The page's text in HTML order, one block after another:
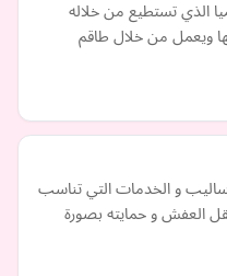
الذي تستطيع من خلاله
ويعمل من خلال طاقم
و الخدمات التي تناسب
العفش و حمايته بصورة